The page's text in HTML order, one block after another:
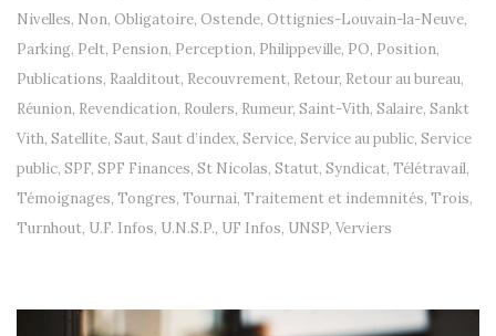
Nivelles, Non, Obligatoire, Ostende, Ottignies-Louvain-la-Neuve,
Parking, Pelt, Pension, Perception, Philippeville, PO, Position,
Publications, Raalditout, Recouvrement, Retour, Retour au bureau,
Réunion, Revendication, Roulers, Rumeur, Saint-Vith, Salaire, Sankt
Vith, Satellite, Saut, Saut d’index, Service, Service au public, Service
public, SPF, SPF Finances, St Nicolas, Statut, Syndicat, Télétravail,
Témoignages, Tongres, Tournai, Traitement et indemnités, Trois,
Turnhout, U.F. Infos, U.N.S.P., UF Infos, UNSP, Verviers